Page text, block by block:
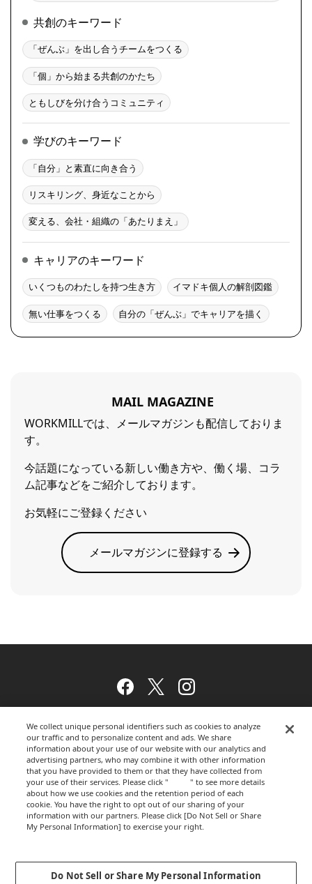
共創のキーワード
「ぜんぶ」を出し合うチームをつくる
「個」から始まる共創のかたち
ともしびを分け合うコミュニティ
学びのキーワード
「自分」と素直に向き合う
リスキリング、身近なことから
変える、会社・組織の「あたりまえ」
キャリアのキーワード
いくつものわたしを持つ生き方 イマドキ個人の解剖図鑑
無い仕事をつくる 自分の「ぜんぶ」でキャリアを描く
MAIL MAGAZINE
WORKMILLでは、メールマガジンも配信しておりま
す。
今話題になっている新しい働き方や、働く場、コラ
ム記事などをご紹介しております。
お気軽にご登録ください
メールマガジンに登録する
Facebook
TwitterInstagram
ウェブサイトのご利用について
プライバシーポリシー
We collect unique personal identifiers such as cookies to analyze
our traffic and to personalize content and ads. We share
information about your use of our website with our analytics and
advertising partners, who may combine it with other information
that you have provided to them or that they have collected from
your use of their services. Please click "
here" to see more details
about how we use cookies and the retention period of each
cookie. You have the right to opt out of our sharing of your
information with our partners. Please click [Do Not Sell or Share
My Personal Information] to exercise your right.
Do Not Sell or Share My Personal Information